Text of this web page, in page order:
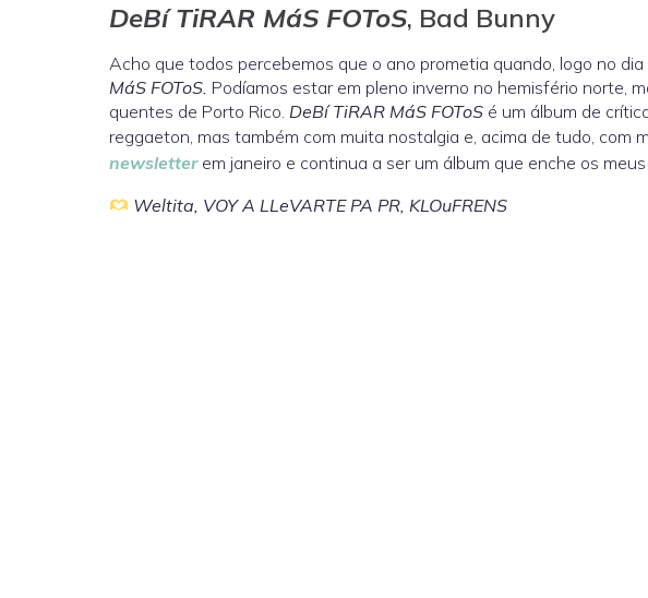
DeBí TiRAR MáS FOToS, Bad Bunny
Acho que todos percebemos que o ano prometia quando, logo no
MáS FOToS. Podíamos estar em pleno inverno no hemisfério norte,
quentes de Porto Rico. DeBí TiRAR MáS FOToS é um álbum de
reggaeton, mas também com muita nostalgia e, acima de tudo, com
newsletterem janeiro e continua a ser um álbum que enche os
Weltita, VOY A LLeVARTE PA PR, KLOuFRENS